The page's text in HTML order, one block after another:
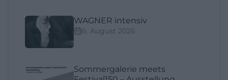
WAGNER intensiv
6. August 2026
Sommergalerie meets